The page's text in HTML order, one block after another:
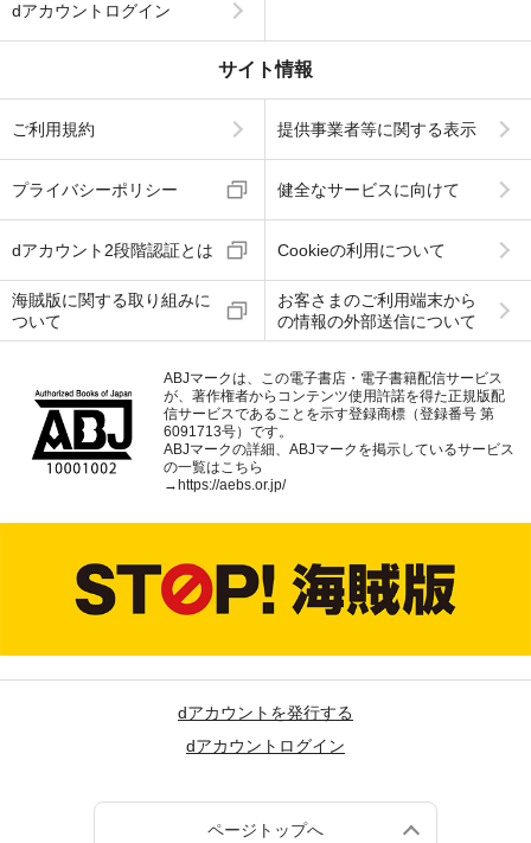
dアカウントログイン
サイト情報
ご利用規約 提供事業者等に関する表示
プライバシーポリシー 健全なサービスに向けて
dアカウント2段階認証とは Cookieの利用について
海賊版に関する取り組みに
ついて
お客さまのご利用端末から
の情報の外部送信について
ABJマークは、この電子書店・電子書籍配信サービス
が、著作権者からコンテンツ使用許諾を得た正規版配
信サービスであることを示す登録商標（登録番号 第
6091713号）です。
ABJマークの詳細、ABJマークを掲示しているサービス
の一覧はこちら
→ https://aebs.or.jp/
dアカウントを発行する
dアカウントログイン
ページトップへ